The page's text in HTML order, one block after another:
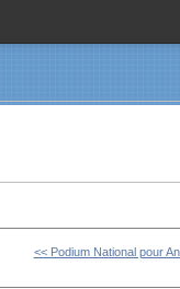
<< Podium National pour